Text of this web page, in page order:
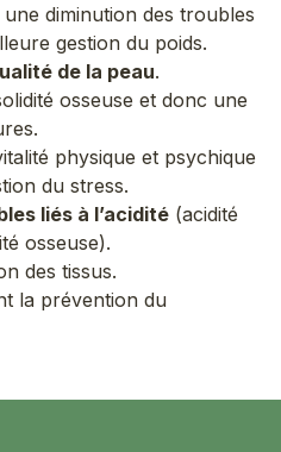
une diminution des troubles
gestion du poids.
de la peau.
osseuse et donc une
physique et psychique
du stress.
liés à l’acidité (acidité
osseuse).
des tissus.
la prévention du